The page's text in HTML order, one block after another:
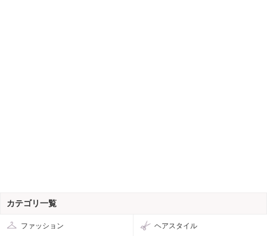
カテゴリ一覧
ファッション ヘアスタイル